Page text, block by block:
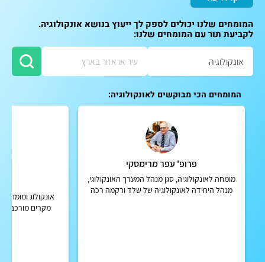
המומחים שלנו יכולים לספק לך ייעוץ בנושא אונקולוגיה.
לקביעת תור עם המומחים שלנו:
המומחים הכי מבוקשים לאונקולוגיה:
פרופ' עפר מרימסקי
מומחה לאונקולוגיה, סגן מנהל המערך האונקולוגי,
מנהל היחידה לאונקולוגיה של שלד ורקמה רכה
אונקולוג
מקרים